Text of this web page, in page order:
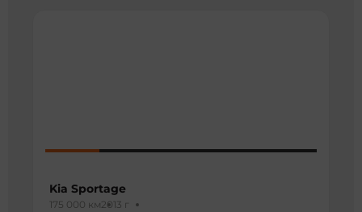
Kia Sportage
175 000 км2013 г